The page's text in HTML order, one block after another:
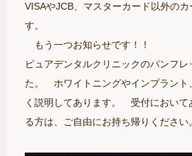
VISAやJCB、マスターカード以外のカ
す。
もう一つお知らせです！！
ピュアデンタルクリニックのパンフレ
た。 ホワイトニングやインプラント
く説明してあります。 受付において
る方は、ご自由にお持ち帰りください